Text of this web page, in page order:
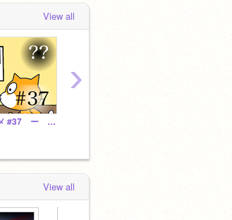
View all
超短編アニメ #37 ー 言い間違えた
›
View all